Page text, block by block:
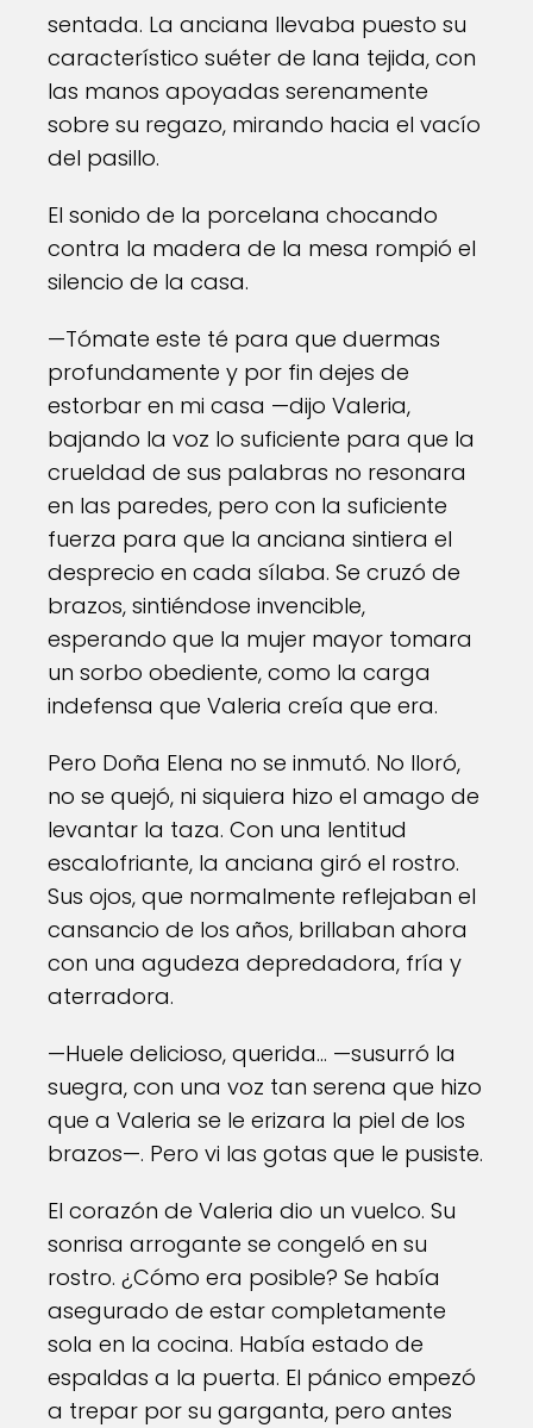
sentada. La anciana llevaba puesto su
característico suéter de lana tejida, con
las manos apoyadas serenamente
sobre su regazo, mirando hacia el vacío
del pasillo.
El sonido de la porcelana chocando
contra la madera de la mesa rompió el
silencio de la casa.
—Tómate este té para que duermas
profundamente y por fin dejes de
estorbar en mi casa —dijo Valeria,
bajando la voz lo suficiente para que la
crueldad de sus palabras no resonara
en las paredes, pero con la suficiente
fuerza para que la anciana sintiera el
desprecio en cada sílaba. Se cruzó de
brazos, sintiéndose invencible,
esperando que la mujer mayor tomara
un sorbo obediente, como la carga
indefensa que Valeria creía que era.
Pero Doña Elena no se inmutó. No lloró,
no se quejó, ni siquiera hizo el amago de
levantar la taza. Con una lentitud
escalofriante, la anciana giró el rostro.
Sus ojos, que normalmente reflejaban el
cansancio de los años, brillaban ahora
con una agudeza depredadora, fría y
aterradora.
—Huele delicioso, querida... —susurró la
suegra, con una voz tan serena que hizo
que a Valeria se le erizara la piel de los
brazos—. Pero vi las gotas que le pusiste.
El corazón de Valeria dio un vuelco. Su
sonrisa arrogante se congeló en su
rostro. ¿Cómo era posible? Se había
asegurado de estar completamente
sola en la cocina. Había estado de
espaldas a la puerta. El pánico empezó
a trepar por su garganta, pero antes